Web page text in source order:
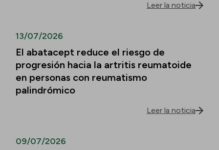
Leer la noticia
13/07/2026
El abatacept reduce el riesgo de
progresión hacia la artritis reumatoide
en personas con reumatismo
palindrómico
Leer la noticia
09/07/2026